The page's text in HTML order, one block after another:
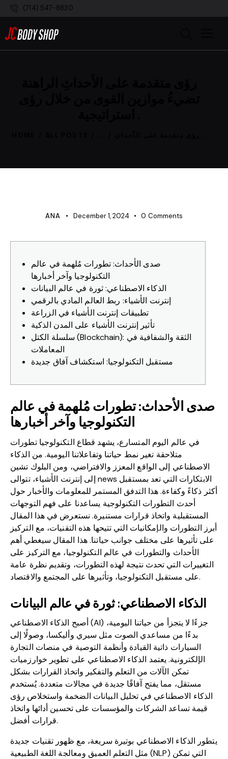
(714) 547-8830
ANA December 1, 2024 0 Comments
صدى الأحداث: تطورات مُلهمة في عالم
التكنولوجيا وآخر أخبارها
الذكاء الاصطناعي: ثورة في عالم البيانات
إنترنت الأشياء: ربط العالم المادي بالرقمي
تطبيقات إنترنت الأشياء في الزراعة
تأثير إنترنت الأشياء على المدن الذكية
سلسلة الكتل (Blockchain): الثقة والشفافية في
المعاملات
مستقبل التكنولوجيا: استكشاف آفاق جديدة
صدى الأحداث: تطورات مُلهمة في عالم
التكنولوجيا وآخر أخبارها
في عالم اليوم المتسارع، يشهد قطاع التكنولوجيا تطورات
متلاحقة تغير نمط حياتنا وتفاعلاتنا اليومية. من الذكاء
الاصطناعي إلى الواقع المعزز والافتراضي، ومن البلوك تشين
news
أكثر ذكاءً وكفاءة. هذا التدفق المستمر للمعلومات والأخبار حول
أحدث التطورات التكنولوجية يساعدنا على فهم التوجهات
المستقبلية واتخاذ قرارات مستنيرة. نستعرض في هذا المقال
أبرز التطورات والإمكانيات التي تتيحها هذه التقنيات، مع التركيز
على تأثيرها على مختلف جوانب حياتنا. هذا المقال سيغطي أهم
الأحداث والتطورات في عالم التكنولوجيا، مع التركيز على
التغييرات التي تحدث نتيجة لهذه التطورات، وتقديم نظرة عامة
على مستقبل التكنولوجيا، وتأثيرها على المجتمع والاقتصاد.
الذكاء الاصطناعي: ثورة في عالم البيانات
أصبح الذكاء الاصطناعي (AI) جزءًا لا يتجزأ من حياتنا اليومية،
بدءًا من مساعدي الصوت مثل سيري وأليكسا، وصولًا إلى
السيارات ذاتية القيادة وأنظمة التوصية في منصات التجارة
الإلكترونية. يعتمد الذكاء الاصطناعي على تطوير خوارزميات
تمكن الآلات من التعلم والتفكير واتخاذ القرارات بشكل
مستقل، مما يفتح آفاقًا جديدة في مجالات متعددة. يُستخدم
الذكاء الاصطناعي في تحليل البيانات الضخمة واستخلاص رؤى
قيمة تساعد الشركات والمؤسسات على تحسين أدائها واتخاذ
قرارات أفضل.
يتطور الذكاء الاصطناعي بوتيرة سريعة، مع ظهور تقنيات جديدة
مثل التعلم العميق ومعالجة اللغة الطبيعية (NLP) التي تمكن